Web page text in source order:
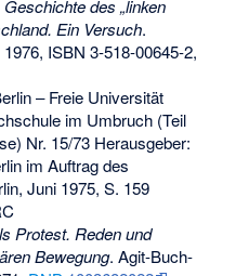
Geschichte des „linken
Ein Versuch.
ISBN 3-518-00645-2,
– Freie Universität
im Umbruch (Teil
Nr. 15/73 Herausgeber:
im Auftrag des
Juni 1975, S. 159
Protest. Reden und
Bewegung. Agit-Buch-